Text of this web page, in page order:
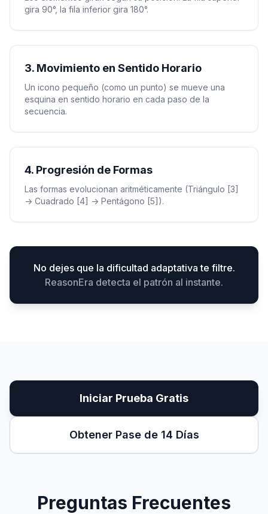
gira 90°, la fila inferior gira 180°.
3. Movimiento en Sentido Horario
Un icono pequeño (como un punto) se mueve una
esquina en sentido horario en cada paso de la
secuencia.
4. Progresión de Formas
Las formas evolucionan aritméticamente (Triángulo [3]
-> Cuadrado [4] -> Pentágono [5]).
No dejes que la dificultad adaptativa te filtre.
ReasonEra detecta el patrón al instante.
Iniciar Prueba Gratis
Obtener Pase de 14 Días
Preguntas Frecuentes